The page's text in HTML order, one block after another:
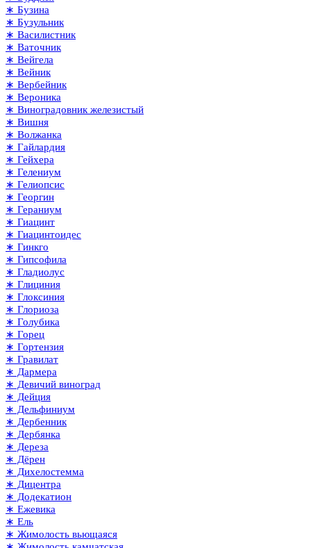
∗ Бузина
∗ Бузульник
∗ Василистник
∗ Ваточник
∗ Вейгела
∗ Вейник
∗ Вербейник
∗ Вероника
∗ Виноградовник железистый
∗ Вишня
∗ Волжанка
∗ Гайлардия
∗ Гейхера
∗ Гелениум
∗ Гелиопсис
∗ Георгин
∗ Гераниум
∗ Гиацинт
∗ Гиацинтоидес
∗ Гинкго
∗ Гипсофила
∗ Гладиолус
∗ Глициния
∗ Глоксиния
∗ Глориоза
∗ Голубика
∗ Горец
∗ Гортензия
∗ Гравилат
∗ Дармера
∗ Девичий виноград
∗ Дейция
∗ Дельфиниум
∗ Дербенник
∗ Дербянка
∗ Дереза
∗ Дёрен
∗ Дихелостемма
∗ Дицентра
∗ Додекатион
∗ Ежевика
∗ Ель
∗ Жимолость вьющаяся